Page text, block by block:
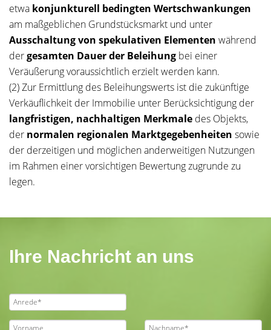
etwa konjunkturell bedingten Wertschwankungen
am maßgeblichen Grundstücksmarkt und unter
Ausschaltung von spekulativen Elementen während
dergesamten Dauer der Beleihung bei einer
Veräußerung voraussichtlich erzielt werden kann.
(2) Zur Ermittlung des Beleihungswerts ist die zukünftige
Verkäuflichkeit der Immobilie unter Berücksichtigung der
langfristigen, nachhaltigen Merkmale des Objekts,
der normalen regionalen Marktgegebenheiten sowie
der derzeitigen und möglichen anderweitigen Nutzungen
im Rahmen einer vorsichtigen Bewertung zugrunde zu
legen.
Ihre Nachricht an uns